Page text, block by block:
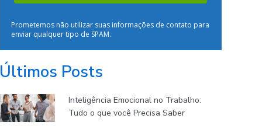
Prometemos não utilizar suas informações de contato para
enviar qualquer tipo de SPAM.
Últimos Posts
Inteligência Emocional no Trabalho:
Tudo o que você Precisa Saber